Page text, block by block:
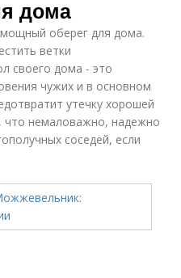
дома
оберег для дома.
ветки
своего дома - это
чужих и в основном
утечку хорошей
что немаловажно, надежно
соседей, если